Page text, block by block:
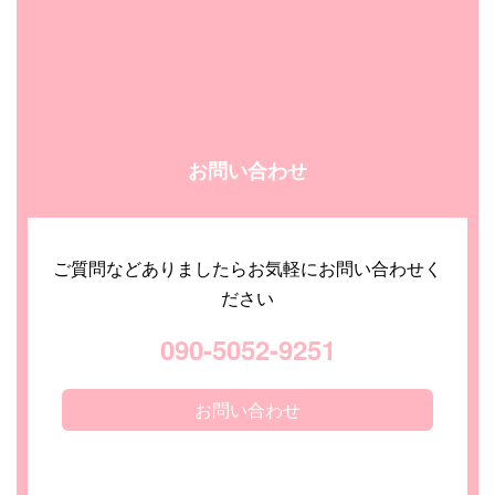
お問い合わせ
ご質問などありましたらお気軽にお問い合わせく
ださい
090-5052-9251
お問い合わせ